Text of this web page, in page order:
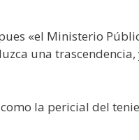
«el Ministerio
una trascendencia,
la pericial del